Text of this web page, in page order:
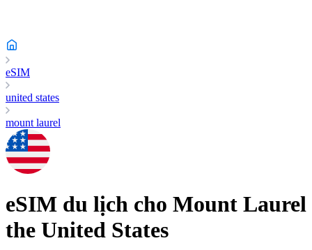
eSIM
united states
mount laurel
eSIM du lịch cho Mount Laurel
the United States